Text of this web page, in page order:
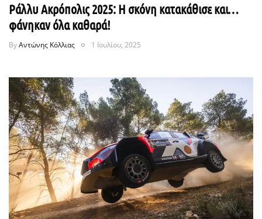
Ράλλυ Ακρόπολις 2025: Η σκόνη κατακάθισε και…
φάνηκαν όλα καθαρά!
ByΑντώνης Κόλλιας 1 Ιουλίου, 2025